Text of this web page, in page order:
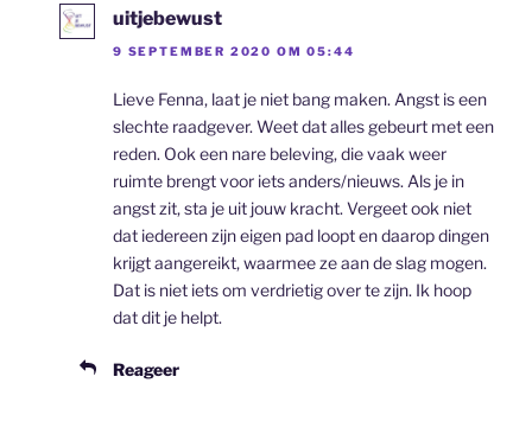
uitjebewust
9 SEPTEMBER 2020 OM 05:44
Lieve Fenna, laat je niet bang maken. Angst is een
slechte raadgever. Weet dat alles gebeurt met een
reden. Ook een nare beleving, die vaak weer
ruimte brengt voor iets anders/nieuws. Als je in
angst zit, sta je uit jouw kracht. Vergeet ook niet
dat iedereen zijn eigen pad loopt en daarop dingen
krijgt aangereikt, waarmee ze aan de slag mogen.
Dat is niet iets om verdrietig over te zijn. Ik hoop
dat dit je helpt.
Reageer